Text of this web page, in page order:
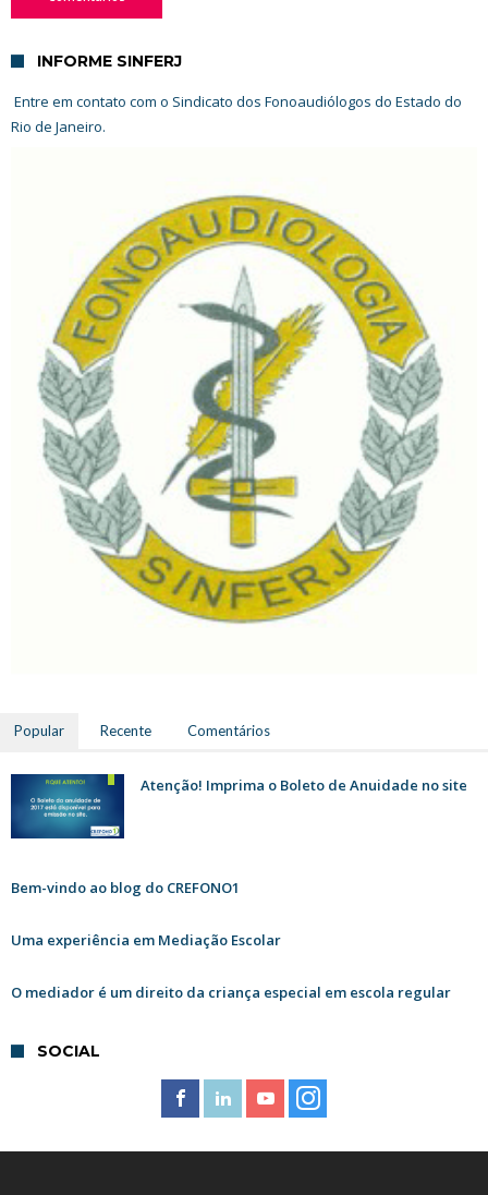
INFORME SINFERJ
Entre em contato com o Sindicato dos Fonoaudiólogos do Estado do
Rio de Janeiro.
Popular Recente Comentários
Atenção! Imprima o Boleto de Anuidade no site
Bem-vindo ao blog do CREFONO1
Uma experiência em Mediação Escolar
O mediador é um direito da criança especial em escola regular
SOCIAL